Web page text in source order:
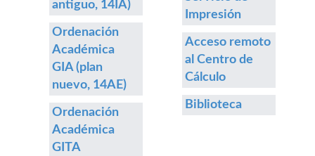
antiguo, 14IA)
Ordenación
Académica
GIA (plan
nuevo, 14AE)
Ordenación
Académica
GITA
Impresión
Acceso remoto
al Centro de
Cálculo
Biblioteca